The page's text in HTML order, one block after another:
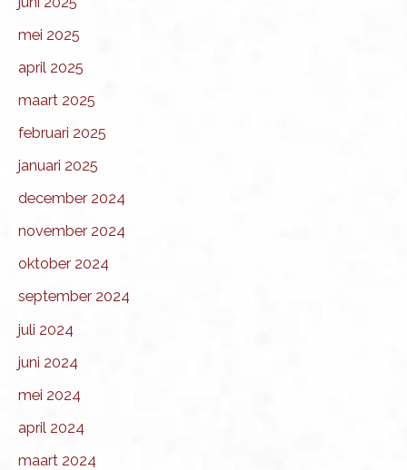
mei 2025
april 2025
maart 2025
februari 2025
januari 2025
december 2024
november 2024
oktober 2024
september 2024
juli 2024
juni 2024
mei 2024
april 2024
maart 2024